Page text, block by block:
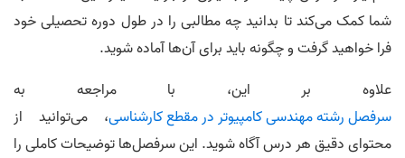
شما کمک می‌کند تا بدانید چه مطالبی را در طول دوره تحصیلی خود
فرا خواهید گرفت و چگونه باید برای آن‌ها آماده شوید.
علاوه بر این، با مراجعه به
سرفصل رشته مهندسی کامپیوتر در مقطع کارشناسی، می‌توانید از
محتوای دقیق هر درس آگاه شوید. این سرفصل‌ها توضیحات کاملی را